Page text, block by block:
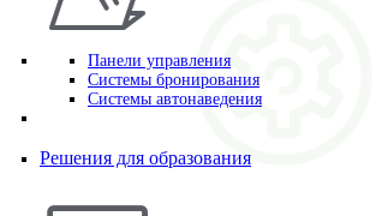
Панели управления
Системы бронирования
Системы автонаведения
Решения для образования